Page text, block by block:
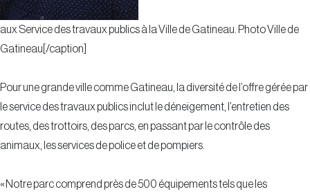
aux Service des travaux publics à la Ville de Gatineau. Photo Ville de
Gatineau[/caption]
Pour une grande ville comme Gatineau, la diversité de l’offre gérée par
le service des travaux publics inclut le déneigement, l’entretien des
routes, des trottoirs, des parcs, en passant par le contrôle des
animaux, les services de police et de pompiers.
« Notre parc comprend près de 500 équipements tels que les